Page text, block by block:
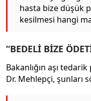
hasta bize düşük
kesilmesi hangi
“BEDELİ BİZE
Bakanlığın aşı
Dr. Mehlepçi, şunları